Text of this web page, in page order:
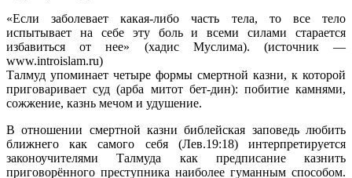
«Если заболевает какая-либо часть тела, то все тело
испытывает на себе эту боль и всеми силами старается
избавиться от нее» (хадис Муслима). (источник —
www.introislam.ru)
Талмуд упоминает четыре формы смертной казни, к которой
приговаривает суд (арба митот бет-дин): побитие камнями,
сожжение, казнь мечом и удушение.
В отношении смертной казни библейская заповедь любить
ближнего как самого себя (Лев.19:18) интерпретируется
законоучителями Талмуда как предписание казнить
приговорённого преступника наиболее гуманным способом.